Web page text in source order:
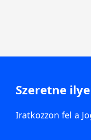
Szeretne
Iratkozzon fel a